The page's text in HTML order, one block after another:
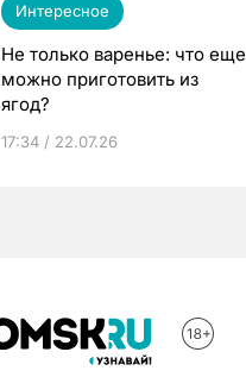
Интересное
Не только варенье: что еще
можно приготовить из
ягод?
17:34 / 22.07.26